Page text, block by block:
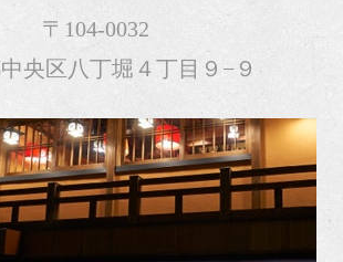
〒104-0032
央区八丁堀４丁目９−９